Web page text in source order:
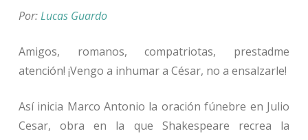
Por:Lucas Guardo
Amigos, romanos, compatriotas, prestadme
atención! ¡Vengo a inhumar a César, no a ensalzarle!
Así inicia Marco Antonio la oración fúnebre en Julio
Cesar, obra en la que Shakespeare recrea la